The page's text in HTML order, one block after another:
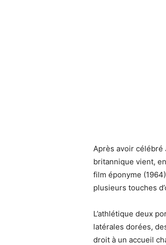
Après avoir célébré
britannique vient,
film éponyme
plusieurs touches
L’athlétique deux
latérales dorées,
droit à un accueil